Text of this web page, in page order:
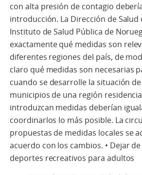
con alta presión de contagio
introducción. La Dirección de Salud
Instituto de Salud Pública de
exactamente qué medidas son
diferentes regiones del país, de
claro qué medidas son necesarias
cuando se desarrolle la situación
municipios de una región
introduzcan medidas deberían
coordinarlos lo más posible. La
propuestas de medidas locales se
acuerdo con los cambios. • Dejar
deportes recreativos para adultos